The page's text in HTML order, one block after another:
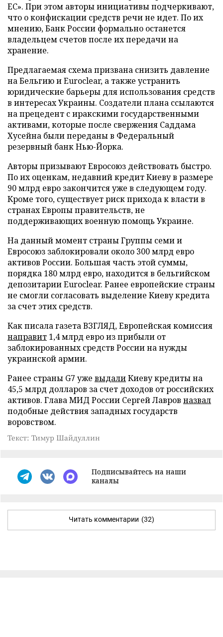
ЕС». При этом авторы инициативы подчеркивают,
что о конфискации средств речи не идет. По их
мнению, Банк России формально останется
владельцем счетов после их передачи на
хранение.
Предлагаемая схема призвана снизить давление
на Бельгию и Euroclear, а также устранить
юридические барьеры для использования средств
в интересах Украины. Создатели плана ссылаются
на прецедент с иракскими государственными
активами, которые после свержения Саддама
Хусейна были переданы в Федеральный
резервный банк Нью-Йорка.
Авторы призывают Евросоюз действовать быстро.
По их оценкам, недавний кредит Киеву в размере
90 млрд евро закончится уже в следующем году.
Кроме того, существует риск прихода к власти в
странах Европы правительств, не
поддерживающих военную помощь Украине.
На данный момент страны Группы семи и
Евросоюз заблокировали около 300 млрд евро
активов России. Большая часть этой суммы,
порядка 180 млрд евро, находится в бельгийском
депозитарии Euroclear. Ранее европейские страны
не смогли согласовать выделение Киеву кредита
за счет этих средств.
Как писала газета ВЗГЛЯД, Европейская комиссия
направит 1,4 млрд евро из прибыли от
заблокированных средств России на нужды
украинской армии.
Ранее страны G7 уже выдалиКиеву кредиты на
45,5 млрд долларов за счет доходов от российских
активов. Глава МИД России Сергей Лавров назвал
подобные действия западных государств
воровством.
Текст: Тимур Шайдуллин
Подписывайтесь на наши
каналы
Читать комментарии (32)